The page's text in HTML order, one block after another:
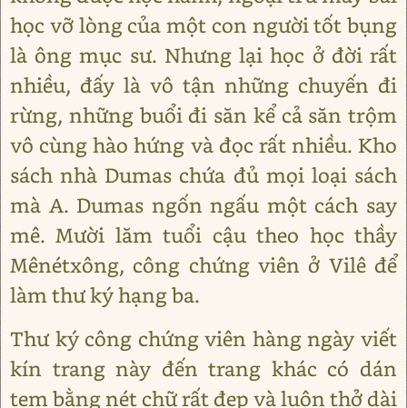
học vỡ lòng của một con người tốt bụng
là ông mục sư. Nhưng lại học ở đời rất
nhiều, đấy là vô tận những chuyến đi
rừng, những buổi đi săn kể cả săn trộm
vô cùng hào hứng và đọc rất nhiều. Kho
sách nhà Dumas chứa đủ mọi loại sách
mà A. Dumas ngốn ngấu một cách say
mê. Mười lăm tuổi cậu theo học thầy
Mênétxông, công chứng viên ở Vilê để
làm thư ký hạng ba.
Thư ký công chứng viên hàng ngày viết
kín trang này đến trang khác có dán
tem bằng nét chữ rất đẹp và luôn thở dài